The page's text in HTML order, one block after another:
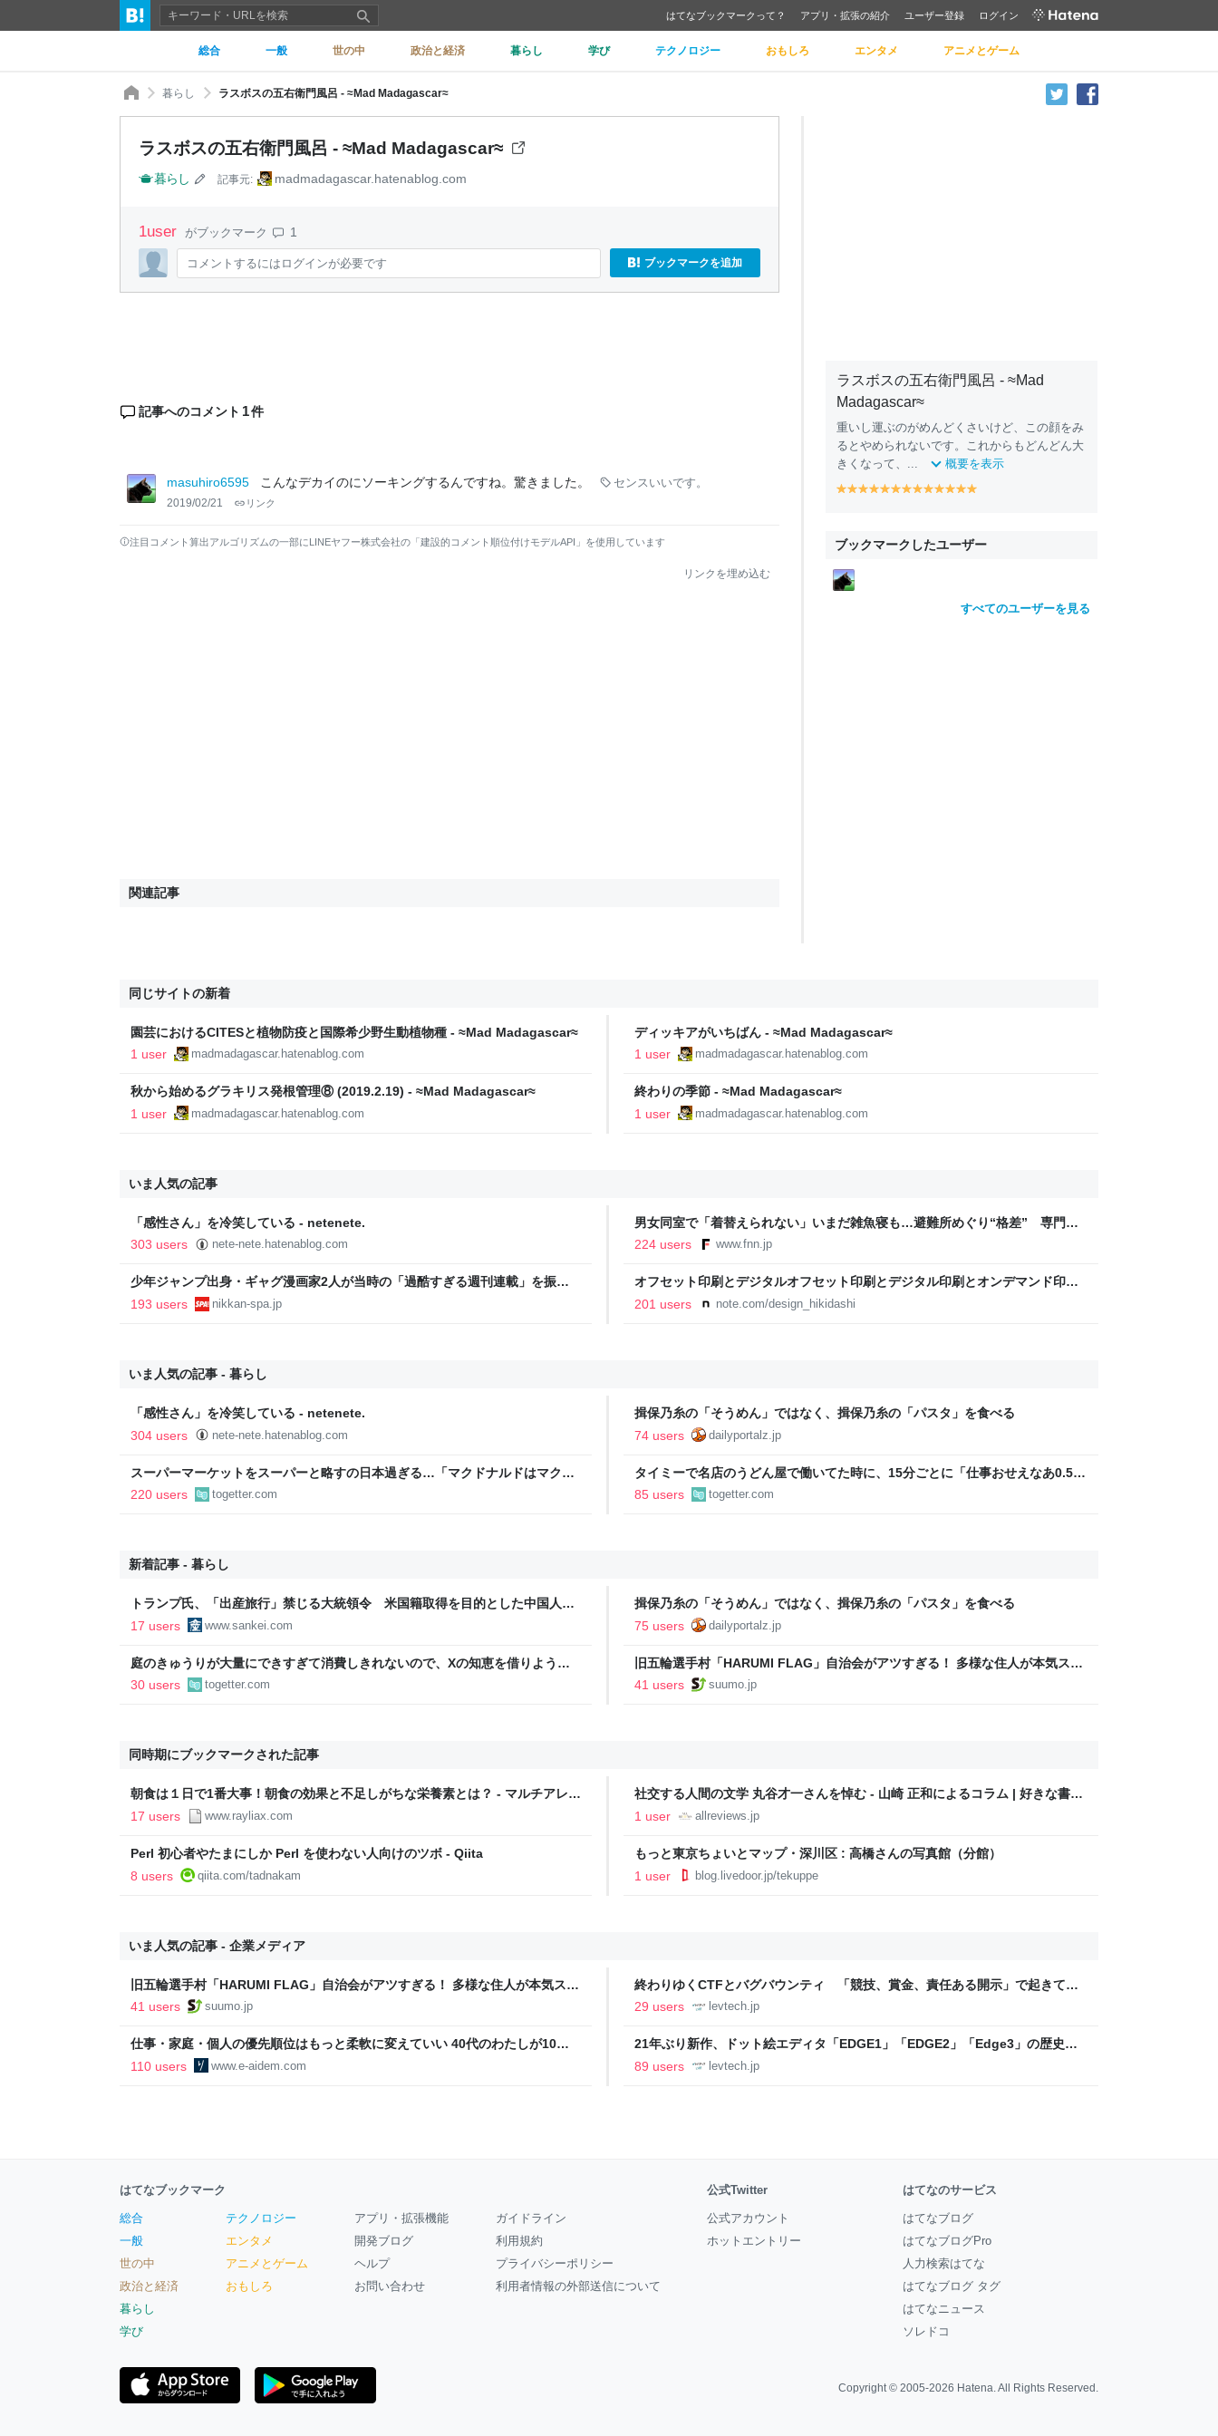
はてなブックマークって？ アプリ・拡張の紹介 ユーザー登録 ログイン
総合 一般 世の中 政治と経済 暮らし 学び テクノロジー おもしろ エンタメ アニメとゲーム
暮らし ラスボスの五右衛門風呂 - ≈Mad Madagascar≈
ラスボスの五右衛門風呂 - ≈Mad Madagascar≈
暮らし 記事元: madmadagascar.hatenablog.com
1user がブックマーク 1
コメントするにはログインが必要です ブックマークを追加
記事へのコメント 1件
masuhiro6595 こんなデカイのにソーキングするんですね。驚きました。 センスいいです。
2019/02/21 リンク
注目コメント算出アルゴリズムの一部にLINEヤフー株式会社の「建設的コメント順位付けモデルAPI」を使用しています
リンクを埋め込む
関連記事
ラスボスの五右衛門風呂 - ≈Mad
Madagascar≈
重いし運ぶのがめんどくさいけど、この顔をみ
るとやめられないです。これからもどんどん大
きくなって、...
概要を表示
y
o
y
o
y
o
y
o
y
o
y
o
y
o
y
o
y
o
y
o
y
o
y
oo
ブックマークしたユーザー
すべてのユーザーを見る
同じサイトの新着
園芸におけるCITESと植物防疫と国際希少野生動植物種 - ≈Mad Madagascar≈
1 user
madmadagascar.hatenablog.com
ディッキアがいちばん - ≈Mad Madagascar≈
1 user
madmadagascar.hatenablog.com
秋から始めるグラキリス発根管理⑧ (2019.2.19) - ≈Mad Madagascar≈
1 user
madmadagascar.hatenablog.com
終わりの季節 - ≈Mad Madagascar≈
1 user
madmadagascar.hatenablog.com
いま人気の記事
「感性さん」を冷笑している - netenete.
303 users
nete-nete.hatenablog.com
男女同室で「着替えられない」いまだ雑魚寝も…避難所めぐり“格差” 専門家
「標準化されていない」 令和8年熊本地震｜FNNプライムオンライン
224 users www.fnn.jp
少年ジャンプ出身・ギャグ漫画家2人が当時の「過酷すぎる週刊連載」を振り
返る。「ヘルニアで入院しても原稿は落とさない」ストイックな舞台裏 | 日刊
193 users nikkan-spa.jp
オフセット印刷とデジタルオフセット印刷とデジタル印刷とオンデマンド印刷
と。｜デザインのひきだし 津田淳子
201 users note.com/design_hikidashi
いま人気の記事 - 暮らし
「感性さん」を冷笑している - netenete.
304 users
nete-nete.hatenablog.com
揖保乃糸の「そうめん」ではなく、揖保乃糸の「パスタ」を食べる
74 users
dailyportalz.jp
スーパーマーケットをスーパーと略すの日本過ぎる…「マクドナルドはマクド
であるべき」「海外でもある」など
220 users togetter.com
タイミーで名店のうどん屋で働いてた時に、15分ごとに「仕事おせえなあ0.5秒
で一皿洗えねーと金払わねーぞw」「存在がうぜえんだよ早く消えろ」と耳元
で囁かれた話
85 users togetter.com
新着記事 - 暮らし
トランプ氏、「出産旅行」禁じる大統領令 米国籍取得を目的とした中国人ら
の渡米を問題視
17 users www.sankei.com
揖保乃糸の「そうめん」ではなく、揖保乃糸の「パスタ」を食べる
75 users
dailyportalz.jp
庭のきゅうりが大量にできすぎて消費しきれないので、Xの知恵を借りようと
「きゅうりレシピ」をたくさん集めることにした
30 users togetter.com
旧五輪選手村「HARUMI FLAG」自治会がアツすぎる！ 多様な住人が本気スキ
ルで挑む、盆踊り2万人集客や交通改善など“街の価値向上”戦略 東京・中央区
41 users suumo.jp
同時期にブックマークされた記事
朝食は１日で1番大事！朝食の効果と不足しがちな栄養素とは？ - マルチアレル
ギーの息子と過ごす幸せな日々
17 users www.rayliax.com
社交する人間の文学 丸谷才一さんを悼む - 山崎 正和によるコラム | 好きな書評
家、読ませる書評。ALL REVIEWS
1 user allreviews.jp
Perl 初心者やたまにしか Perl を使わない人向けのツボ - Qiita
8 users
qiita.com/tadnakam
もっと東京ちょいとマップ・深川区 : 高橋さんの写真館（分館）
1 user
blog.livedoor.jp/tekuppe
いま人気の記事 - 企業メディア
旧五輪選手村「HARUMI FLAG」自治会がアツすぎる！ 多様な住人が本気スキ
ルで挑む、盆踊り2万人集客や交通改善など“街の価値向上”戦略 東京・中央
41 users suumo.jp
終わりゆくCTFとバグバウンティ 「競技、賞金、責任ある開示」で起きてい
ること【フォーカス】 - レバテックLAB
29 users levtech.jp
仕事・家庭・個人の優先順位はもっと柔軟に変えていい 40代のわたしが10年
後の自分に伝えたいこと - りっすん by イーアイデム
110 users www.e-aidem.com
21年ぶり新作、ドット絵エディタ「EDGE1」「EDGE2」「Edge3」の歴史に
ついて作者に聞く【フォーカス】 - レバテックLAB
89 users levtech.jp
はてなブックマーク
総合
一般
世の中
政治と経済
暮らし
学び
テクノロジー
エンタメ
アニメとゲーム
おもしろ
アプリ・拡張機能
開発ブログ
ヘルプ
お問い合わせ
ガイドライン
利用規約
プライバシーポリシー
利用者情報の外部送信について
公式Twitter
公式アカウント
ホットエントリー
はてなのサービス
はてなブログ
はてなブログPro
人力検索はてな
はてなブログ タグ
はてなニュース
ソレドコ
Copyright © 2005-2026 Hatena . All Rights Reserved.